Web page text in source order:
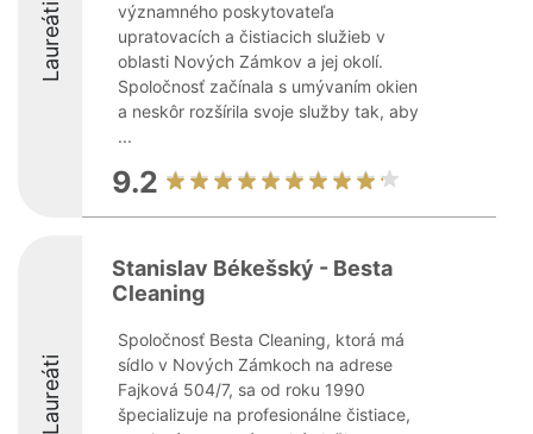
Laureáti
významného poskytovateľa
upratovacích a čistiacich služieb v
oblasti Nových Zámkov a jej okolí.
Spoločnosť začínala s umývaním okien
a neskôr rozšírila svoje služby tak, aby
...
9.2
Laureáti
Stanislav Békešský - Besta
Cleaning
Spoločnosť Besta Cleaning, ktorá má
sídlo v Nových Zámkoch na adrese
Fajková 504/7, sa od roku 1990
špecializuje na profesionálne čistiace,